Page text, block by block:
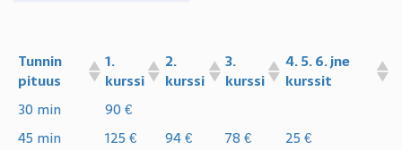
Tunnin
pituus
1.
kurssi
2.
kurssi
3.
kurssi
4. 5. 6. jne
kurssit
30 min
90 €
45 min
125 € 94 € 78 €
25 €